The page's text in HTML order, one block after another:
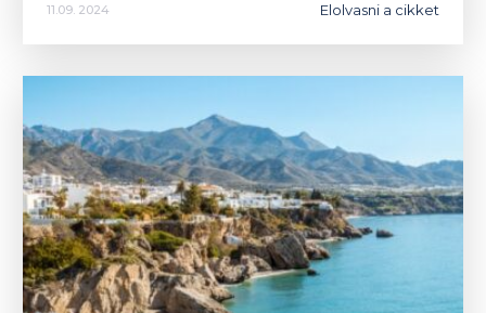
11.09. 2024 Elolvasni a cikket